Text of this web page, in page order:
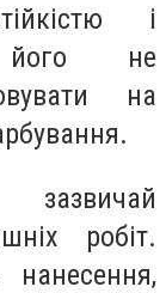
і
його не
на
робіт.